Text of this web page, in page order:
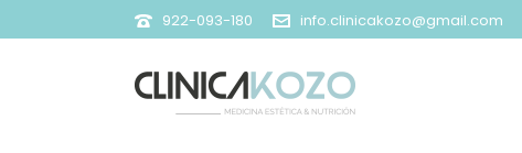
922-093-180 info.clinicakozo@gmail.com